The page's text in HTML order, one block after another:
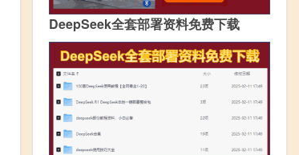
DeepSeek全套部署资料免费下载